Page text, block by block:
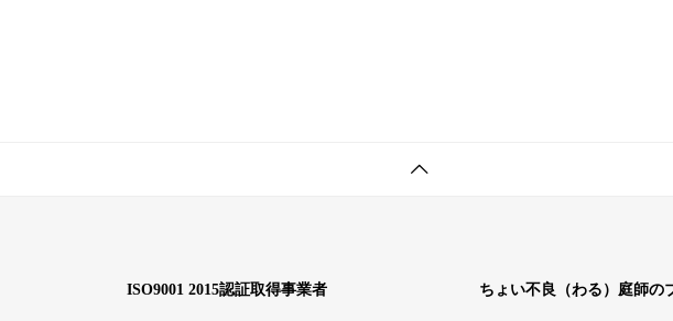
ISO9001 2015認証取得事業者 ちょい不良（わる）庭師の